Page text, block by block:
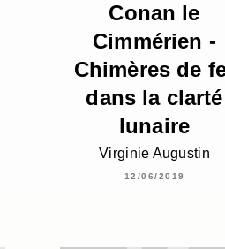
Conan le
Cimmérien -
Chimères de
dans la clarté
lunaire
Virginie Augustin
12/06/2019